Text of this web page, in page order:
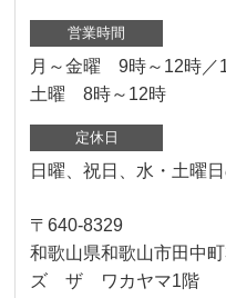
営業時間
月～金曜 9時～12時／
土曜 8時～12時
定休日
日曜、祝日、水・土曜
〒640-8329
和歌山県和歌山市田中
ズ ザ ワカヤマ1階